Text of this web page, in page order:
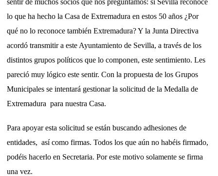
lo que ha hecho la Casa de Extremadura en estos 50 años ¿Por
qué no lo reconoce también Extremadura? Y la Junta Directiva
acordó transmitir a este Ayuntamiento de Sevilla, a través de los
distintos grupos políticos que lo componen, este sentimiento. Les
pareció muy lógico este sentir. Con la propuesta de los Grupos
Municipales se intentará gestionar la solicitud de la Medalla de
Extremadura para nuestra Casa.
Para apoyar esta solicitud se están buscando adhesiones de
entidades, así como firmas. Todos los que aún no habéis firmado,
podéis hacerlo en Secretaria. Por este motivo solamente se firma
una vez.